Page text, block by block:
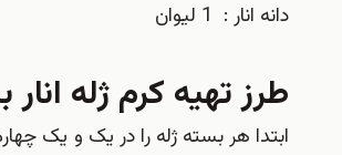
دانه انار : 1 لیوان
طرز تهیه کرم ژله
ابتدا هر بسته ژله را در یک و یک